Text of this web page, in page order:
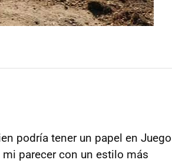
podría tener un papel en Juego
parecer con un estilo más